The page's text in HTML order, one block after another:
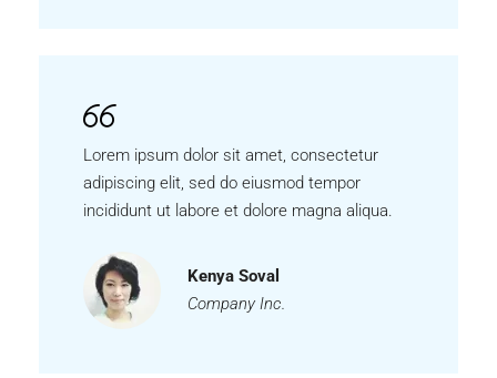
Lorem ipsum dolor sit amet, consectetur
adipiscing elit, sed do eiusmod tempor
incididunt ut labore et dolore magna aliqua.
Kenya Soval
Company Inc.